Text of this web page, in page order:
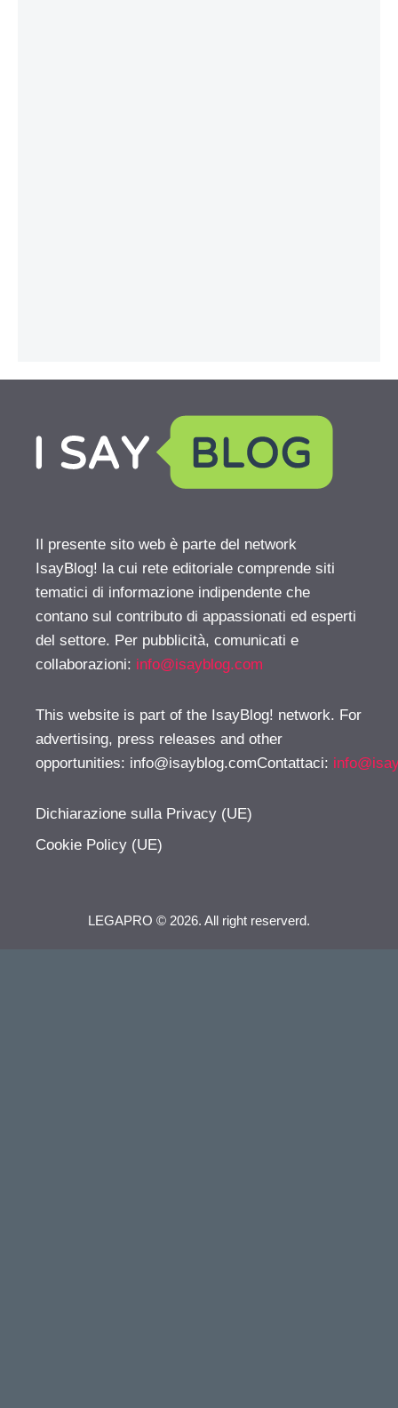
Il presente sito web è parte del network
IsayBlog! la cui rete editoriale comprende siti
tematici di informazione indipendente che
contano sul contributo di appassionati ed esperti
del settore. Per pubblicità, comunicati e
collaborazioni: info@isayblog.com
This website is part of the IsayBlog! network. For
advertising, press releases and other
opportunities: info@isayblog.comContattaci:
Dichiarazione sulla Privacy (UE)
Cookie Policy (UE)
LEGAPRO © 2026. All right reserverd.